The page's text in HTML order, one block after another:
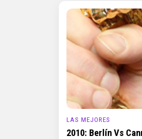
LAS MEJORES
2010: Berlín Vs